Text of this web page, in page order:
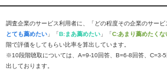
調査企業のサービス利用者に、「どの程度その企業のサー
とても薦めたい 」「B:まあ薦めたい 」「C:あまり薦めたくな
階で評価をしてもらい比率を算出しています。
※10段階聴取については、A=9-10回答、B=6-8回答、C=3-
出しております。